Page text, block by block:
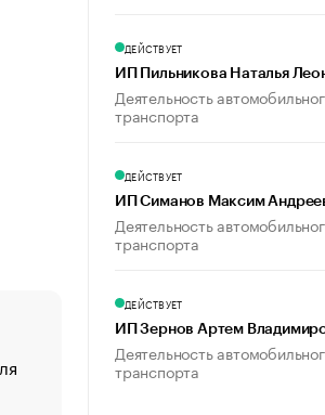
«От спорта тело стареет
создавшей GTA
ДЕЙСТВУЕТ
ИП Пильникова Наталья
Деятельность
транспорта
ДЕЙСТВУЕТ
ИП Симанов Максим
Деятельность
транспорта
ДЕЙСТВУЕТ
ИП Зернов Артем
Деятельность
транспорта